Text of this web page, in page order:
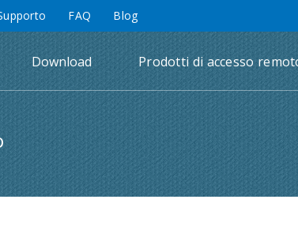
FAQ Blog
Download Prodotti di accesso